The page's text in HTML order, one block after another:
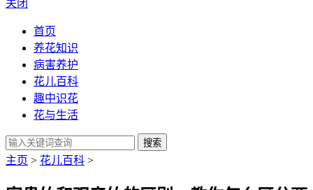
关闭
首页
养花知识
病害养护
花儿百科
趣中识花
花与生活
搜索
主页 > 花儿百科 >